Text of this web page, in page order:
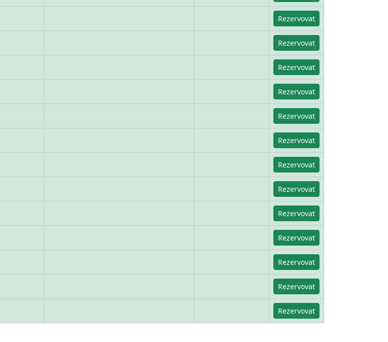
Rezervovat
Rezervovat
Rezervovat
Rezervovat
Rezervovat
Rezervovat
Rezervovat
Rezervovat
Rezervovat
Rezervovat
Rezervovat
Rezervovat
Rezervovat